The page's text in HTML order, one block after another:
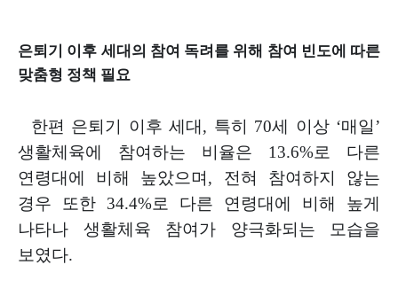
은퇴기 이후 세대의 참여 독려를 위해 참여 빈도에 따른
맞춤형 정책 필요
한편 은퇴기 이후 세대 , 특히 70세 이상 ‘매일’
생활체육에 참여하는 비율은 13.6%로 다른
연령대에 비해 높았으며 , 전혀 참여하지 않는
경우 또한 34.4%로 다른 연령대에 비해 높게
나타나 생활체육 참여가 양극화되는
모습을
보였다.